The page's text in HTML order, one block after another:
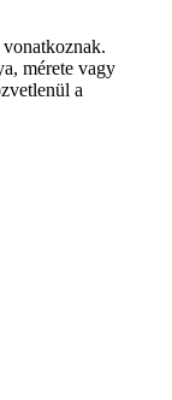
mérete vagy
a